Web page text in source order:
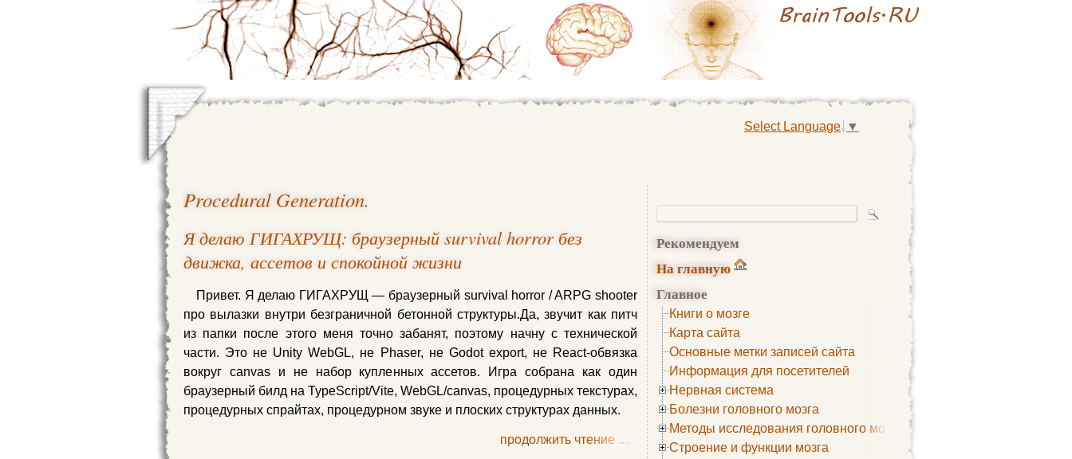
Select Language ▼
Рекомендуем
На главную
Главное
Книги о мозге
Карта сайта
Основные метки записей сайта
Информация для посетителей
Нервная система
Болезни головного мозга
Методы исследования головного мозга
Строение и функции мозга
Procedural Generation.
Я делаю ГИГАХРУЩ: браузерный survival horror без
движка, ассетов и спокойной жизни
Привет. Я делаю ГИГАХРУЩ — браузерный survival horror / ARPG shooter
про вылазки внутри безграничной бетонной структуры.Да, звучит как питч
из папки после этого меня точно забанят, поэтому начну с технической
части. Это не Unity WebGL, не Phaser, не Godot export, не React‑обвязка
вокруг canvas и не набор купленных ассетов. Игра собрана как один
браузерный билд на TypeScript/Vite, WebGL/canvas, процедурных текстурах,
процедурных спрайтах, процедурном звуке и плоских структурах данных.
продолжить чтение ......